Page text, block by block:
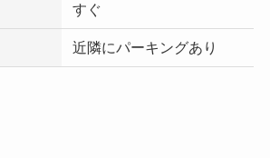
すぐ
近隣にパーキングあり